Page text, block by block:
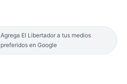
Agrega El Libertador a tus medios
preferidos en Google